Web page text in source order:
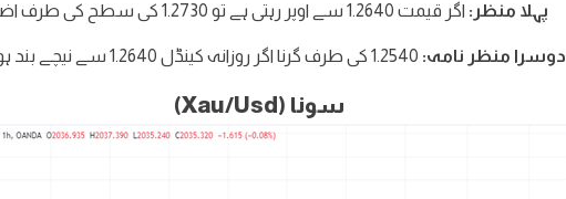
پہلا منظر: اگر قیمت 1.2640 سے اوپر رہتی ہے تو 1.2730 کی سطح کی طرف اضافہ
دوسرا منظر نامہ:
سونا (Xau/Usd)